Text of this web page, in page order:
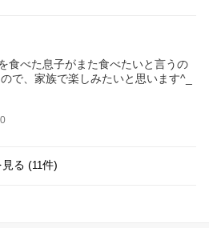
食べた息子がまた食べたいと言うの
で、家族で楽しみたいと思います^_
見る (11 件)